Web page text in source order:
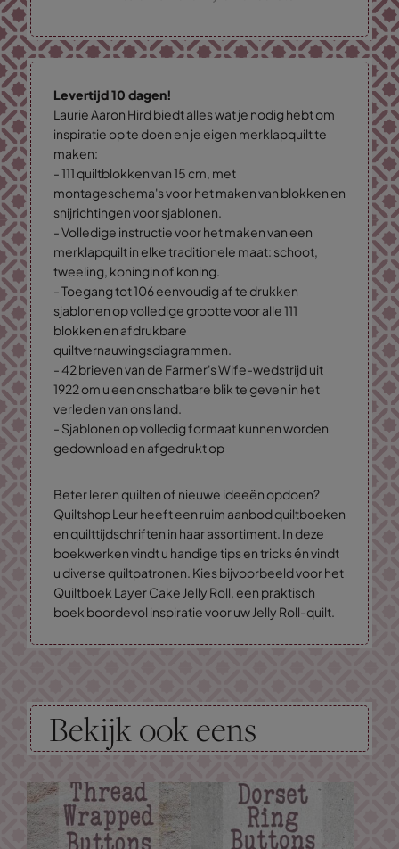
Levertijd 10 dagen!
Laurie Aaron Hird biedt alles wat je nodig hebt om
inspiratie op te doen en je eigen merklapquilt te
maken:
- 111 quiltblokken van 15 cm, met
montageschema's voor het maken van blokken en
snijrichtingen voor sjablonen.
- Volledige instructie voor het maken van een
merklapquilt in elke traditionele maat: schoot,
tweeling, koningin of koning.
- Toegang tot 106 eenvoudig af te drukken
sjablonen op volledige grootte voor alle 111
blokken en afdrukbare
quiltvernauwingsdiagrammen.
- 42 brieven van de Farmer's Wife-wedstrijd uit
1922 om u een onschatbare blik te geven in het
verleden van ons land.
- Sjablonen op volledig formaat kunnen worden
gedownload en afgedrukt op
Beter leren quilten of nieuwe ideeën opdoen?
Quiltshop Leur heeft een ruim aanbod quiltboeken
en quilttijdschriften in haar assortiment. In deze
boekwerken vindt u handige tips en tricks én vindt
u diverse quiltpatronen. Kies bijvoorbeeld voor het
Quiltboek Layer Cake Jelly Roll, een praktisch
boek boordevol inspiratie voor uw Jelly Roll-quilt.
Bekijk ook eens